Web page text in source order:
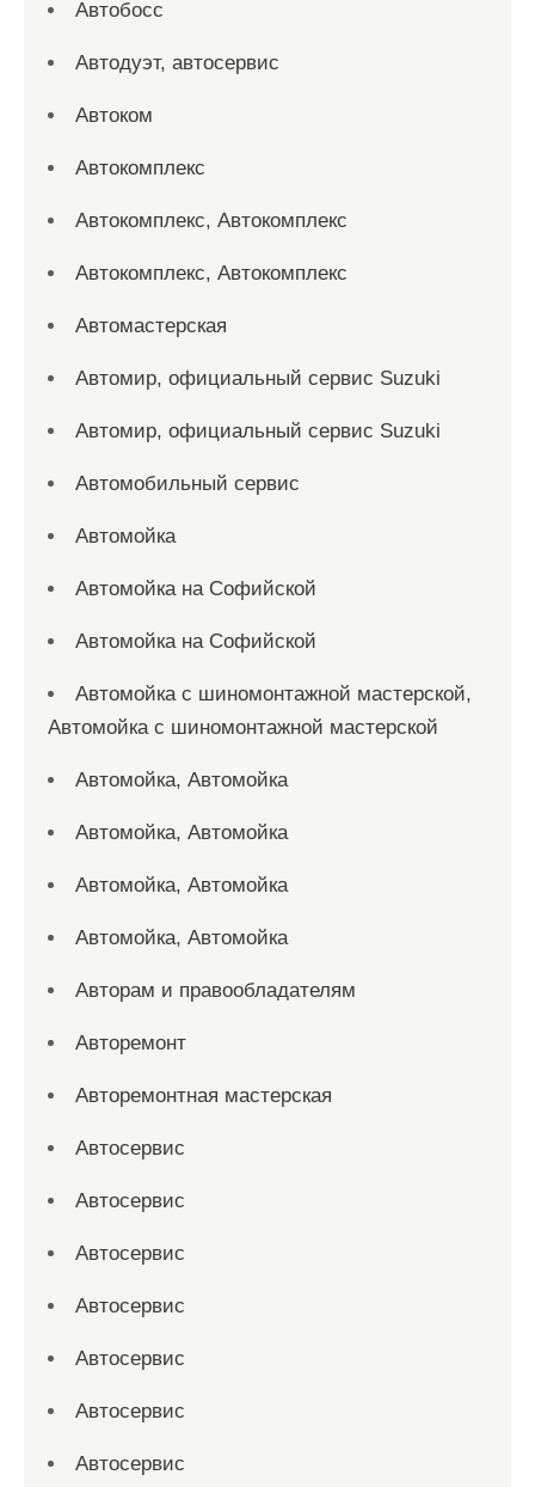
Автобосс
Автодуэт, автосервис
Автоком
Автокомплекс
Автокомплекс, Автокомплекс
Автокомплекс, Автокомплекс
Автомастерская
Автомир, официальный сервис Suzuki
Автомир, официальный сервис Suzuki
Автомобильный сервис
Автомойка
Автомойка на Софийской
Автомойка на Софийской
Автомойка с шиномонтажной мастерской,
Автомойка с шиномонтажной мастерской
Автомойка, Автомойка
Автомойка, Автомойка
Автомойка, Автомойка
Автомойка, Автомойка
Авторам и правообладателям
Авторемонт
Авторемонтная мастерская
Автосервис
Автосервис
Автосервис
Автосервис
Автосервис
Автосервис
Автосервис